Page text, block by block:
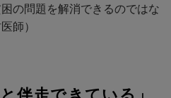
の問題を解消できるのではな
師）
伴走できている」